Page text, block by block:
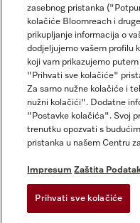
Impresum
Opći uvjeti
Zaštita podataka
Uvjeti Korištenja
Izjava o pristupačnosti
Zakon o digitalnim uslugama
Postavke kolačića
zasebnog pristanka
kolačiće Bloomreach i
prikupljanje informacija o
dodjeljujemo vašem profilu
koji vam prikazujemo
"Prihvati sve kolačiće"
Za samo nužne kolačiće i
nužni kolačići". Dodatne
"Postavke kolačića". Svoj
trenutku opozvati s
pristanka u našem Centru
Impresum Zaštita
Prihvati sve kolačiće